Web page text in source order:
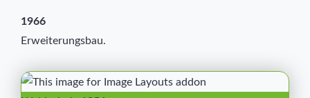
1966
Erweiterungsbau.